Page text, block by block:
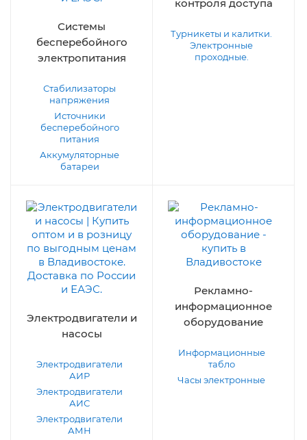
Системы
бесперебойного
электропитания
Стабилизаторы
напряжения
Источники
бесперебойного
питания
Аккумуляторные
батареи
контроля доступа
Турникеты и калитки.
Электронные
проходные.
Электродвигатели и
насосы
Электродвигатели
АИР
Электродвигатели
АИС
Электродвигатели
АМН
Рекламно-
информационное
оборудование
Информационные
табло
Часы электронные